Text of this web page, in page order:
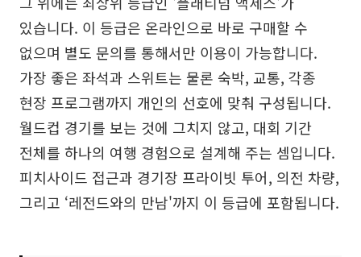
있습니다. 이 등급은 온라인으로 바로 구매할 수
없으며 별도 문의를 통해서만 이용이 가능합니다.
가장 좋은 좌석과 스위트는 물론 숙박, 교통, 각종
현장 프로그램까지 개인의 선호에 맞춰 구성됩니다.
월드컵 경기를 보는 것에 그치지 않고, 대회 기간
전체를 하나의 여행 경험으로 설계해 주는 셈입니다.
피치사이드 접근과 경기장 프라이빗 투어, 의전 차량,
그리고 ‘레전드와의 만남'까지 이 등급에 포함됩니다.